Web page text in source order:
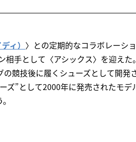
ィ） 〉との定期的なコラボレーシ
手として〈アシックス〉を迎えた
競技後に履くシューズとして開発
ズ”として2000年に発売されたモ